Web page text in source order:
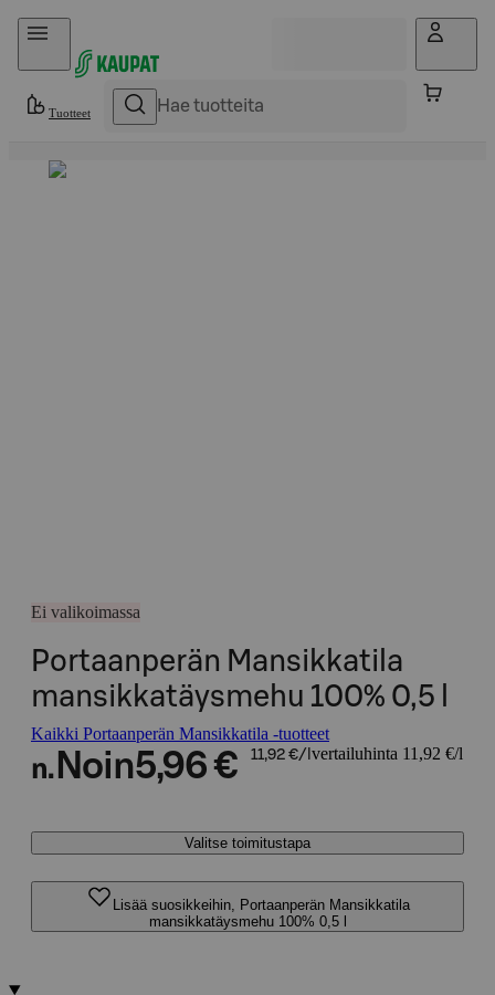
Hyppää sisältöön
Tuotteet
Ei valikoimassa
Portaanperän Mansikkatila
mansikkatäysmehu 100% 0,5 l
Kaikki Portaanperän Mansikkatila -tuotteet
n. Noin5,96 € 11,92 €/l vertailuhinta 11,92 €/l
Valitse toimitustapa
Lisää suosikkeihin, Portaanperän Mansikkatila
mansikkatäysmehu 100% 0,5 l